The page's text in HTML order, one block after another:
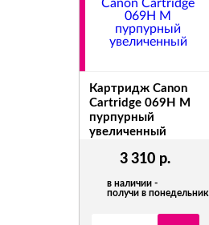
3 310 р.
в наличии -
получи в понедельник
Картридж Canon
Cartridge 069H M
пурпурный
увеличенный